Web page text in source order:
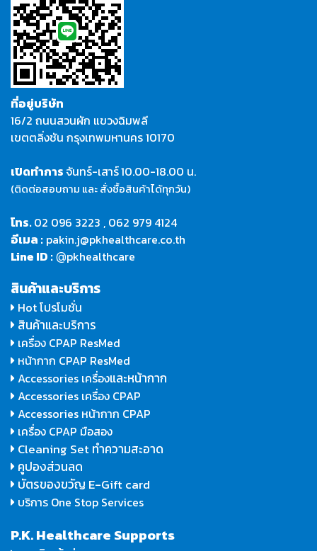
ที่อยู่บริษัท
16/2 ถนนสวนผัก แขวงฉิมพลี
เขตตลิ่งชัน กรุงเทพมหานคร 10170
เปิดทำการจันทร์-เสาร์10.00-18.00 น.
(ติดต่อสอบถาม และ สั่งซื้อสินค้าได้ทุกวัน)
โทร.02 096 3223 , 062 979 4124
อีเมล : pakin.j@pkhealthcare.co.th
Line ID : @pkhealthcare
สินค้าและบริการ
Hot โปรโมชั่น
สินค้าและบริการ
เครื่อง CPAP ResMed
หน้ากาก CPAP ResMed
Accessories เครื่องและหน้ากาก
Accessories เครื่อง CPAP
Accessories หน้ากาก CPAP
เครื่อง CPAP มือสอง
Cleaning Set ทำความสะอาด
คูปองส่วนลด
บัตรของขวัญ E-Gift card
บริการ One Stop Services
P.K. Healthcare Supports